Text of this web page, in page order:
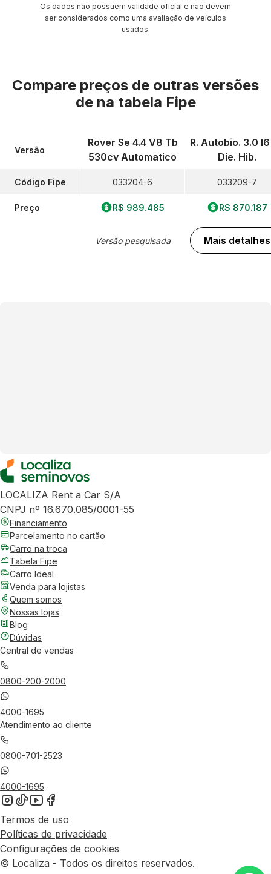
Os dados não possuem validade oficial e não devem
ser considerados como uma avaliação de veículos
usados.
Compare preços de outras versões
de na tabela Fipe
Versão
Código Fipe
Preço
Rover Se 4.4 V8 Tb
530cv Automatico
033204-6
R$ 989.485
Versão pesquisada
R. Autobio. 3.0
Die. Hib.
033209-7
R$ 870.187
Mais detalhes
LOCALIZA Rent a Car S/A
CNPJ nº 16.670.085/0001-55
Financiamento
Parcelamento no cartão
Carro na troca
Tabela Fipe
Carro Ideal
Venda para lojistas
Quem somos
Nossas lojas
Blog
Dúvidas
Central de vendas
0800-200-2000
4000-1695
Atendimento ao cliente
0800-701-2523
4000-1695
Termos de uso
Políticas de privacidade
Configurações de cookies
© Localiza - Todos os direitos reservados.